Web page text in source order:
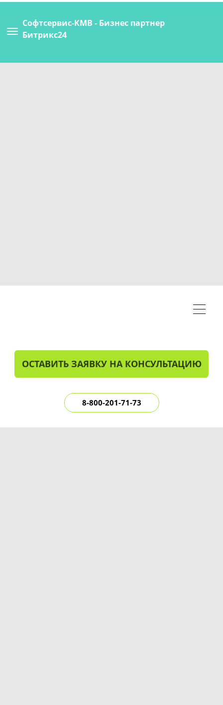
Софтсервис-КМВ - Бизнес партнер
Битрикс24
ОСТАВИТЬ ЗАЯВКУ НА КОНСУЛЬТАЦИЮ
8-800-201-71-73